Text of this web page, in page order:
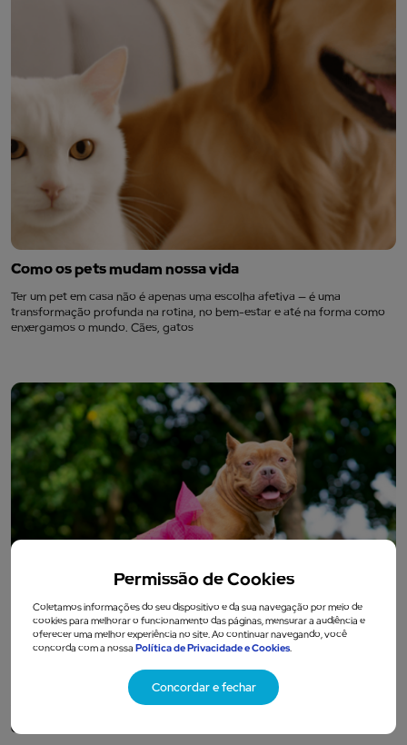
Como os pets mudam nossa vida
Ter um pet em casa não é apenas uma escolha afetiva — é uma
transformação profunda na rotina, no bem-estar e até na forma como
enxergamos o mundo. Cães, gatos
Vaginite canina: entenda tudo sobre a inflamação em
cadelas
Permissão de Cookies
Coletamos informações do seu dispositivo e da sua navegação por meio de
cookies para melhorar o funcionamento das páginas, mensurar a audiência e
oferecer uma melhor experiência no site. Ao continuar navegando, você
concorda com a nossa Política de Privacidade e Cookies.
Concordar e fechar